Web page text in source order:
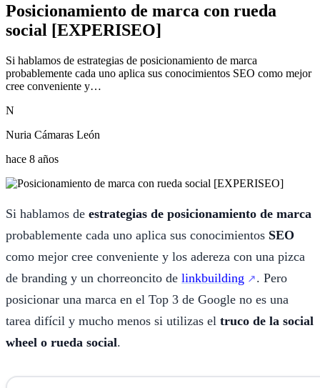
Posicionamiento de marca con rueda
social [EXPERISEO]
Si hablamos de estrategias de posicionamiento de marca
probablemente cada uno aplica sus conocimientos SEO como mejor
cree conveniente y…
N
Nuria Cámaras León
hace 8 años
Si hablamos de estrategias de posicionamiento de marca
probablemente cada uno aplica sus conocimientos SEO
como mejor cree conveniente y los adereza con una pizca
de branding y un chorreoncito de linkbuilding
. Pero
posicionar una marca en el Top 3 de Google no es una
tarea difícil y mucho menos si utilizas el truco de la social
wheel o rueda social.